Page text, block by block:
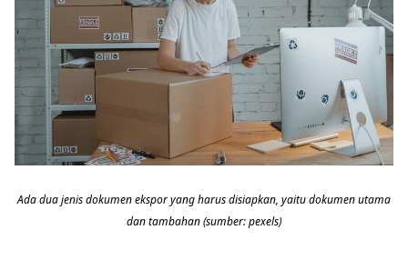
Ada dua jenis dokumen ekspor yang harus disiapkan, yaitu dokumen utama
dan tambahan (sumber: pexels)